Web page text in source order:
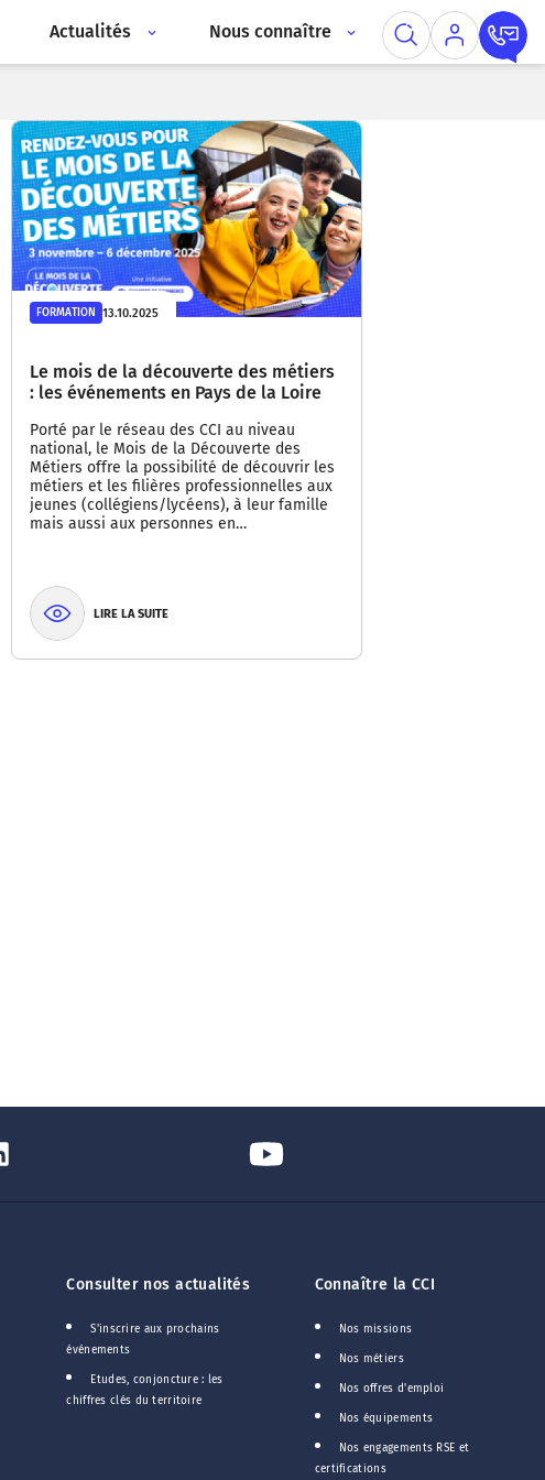
Actualités Nous connaître
FORMATION 13.10.2025
Le mois de la découverte des métiers
: les événements en Pays de la Loire
Porté par le réseau des CCI au niveau
national, le Mois de la Découverte des
Métiers offre la possibilité de découvrir les
métiers et les filières professionnelles aux
jeunes (collégiens/lycéens), à leur famille
mais aussi aux personnes en…
LIRE LA SUITE
Consulter nos actualités
S'inscrire aux prochains
événements
Etudes, conjoncture : les
chiffres clés du territoire
Connaître la CCI
Nos missions
Nos métiers
Nos offres d'emploi
Nos équipements
Nos engagements RSE et
certifications